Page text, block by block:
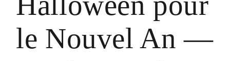
le Nouvel An —